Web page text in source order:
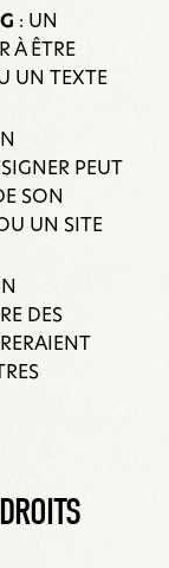
: UN
À ÊTRE
UN TEXTE
PEUT
SON
UN SITE
DES